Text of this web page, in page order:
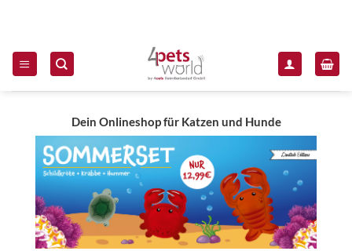
Dein Onlineshop für Katzen und Hunde